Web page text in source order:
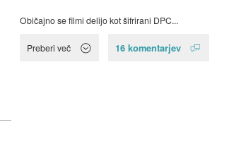
Običajno se filmi delijo kot šifrirani DPC...
Preberi več 16 komentarjev